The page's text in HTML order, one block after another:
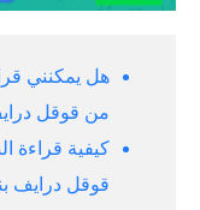
هل يمكنني
من قوقل
كيفية قراءة
قوقل درايف